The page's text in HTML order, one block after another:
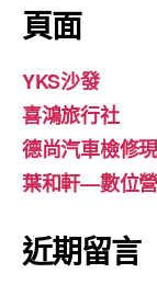
頁面
YKS沙發
喜鴻旅行社
德尚汽車檢修
葉和軒—數位
近期留言